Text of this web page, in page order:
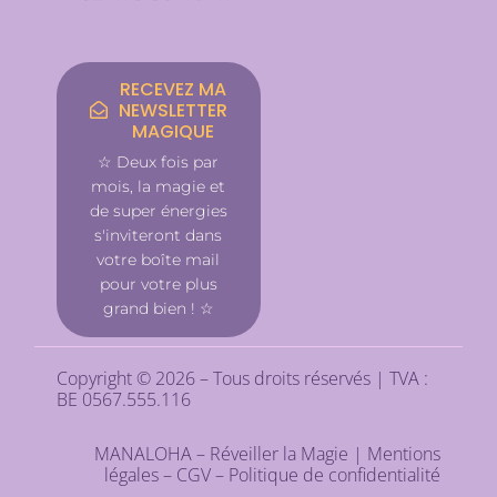
RECEVEZ MA
NEWSLETTER
MAGIQUE
☆ Deux fois par
mois, la magie et
de super énergies
s'inviteront dans
votre boîte mail
pour votre plus
grand bien ! ☆
Copyright © 2026 – Tous droits réservés | TVA :
BE 0567.555.116
MANALOHA – Réveiller la Magie | Mentions
légales– CGV– Politique de confidentialité